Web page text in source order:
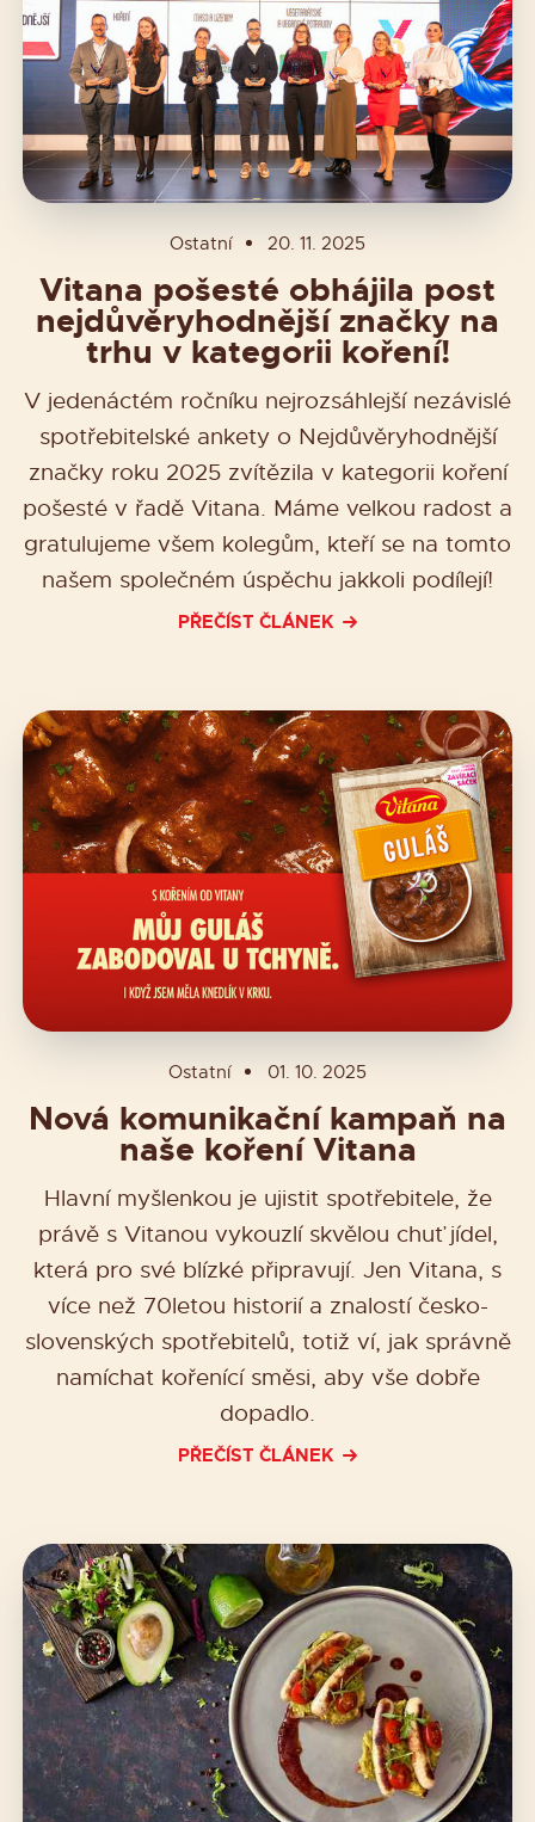
Ostatní 20. 11. 2025
Vitana pošesté obhájila post
nejdůvěryhodnější značky na
trhu v kategorii koření!
V jedenáctém ročníku nejrozsáhlejší nezávislé
spotřebitelské ankety o Nejdůvěryhodnější
značky roku 2025 zvítězila v kategorii koření
pošesté v řadě Vitana. Máme velkou radost a
gratulujeme všem kolegům, kteří se na tomto
našem společném úspěchu jakkoli podílejí!
PŘEČÍST ČLÁNEK
Ostatní 01. 10. 2025
Nová komunikační kampaň na
naše koření Vitana
Hlavní myšlenkou je ujistit spotřebitele, že
právě s Vitanou vykouzlí skvělou chuť jídel,
která pro své blízké připravují. Jen Vitana, s
více než 70letou historií a znalostí česko-
slovenských spotřebitelů, totiž ví, jak správně
namíchat kořenící směsi, aby vše dobře
dopadlo.
PŘEČÍST ČLÁNEK